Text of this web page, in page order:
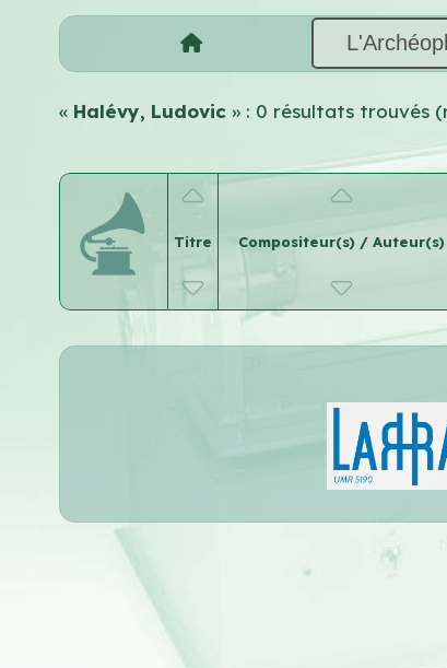
«Halévy, Ludovic » : 0 résultats trouvés
Titre Compositeur(s) / Auteur(s)